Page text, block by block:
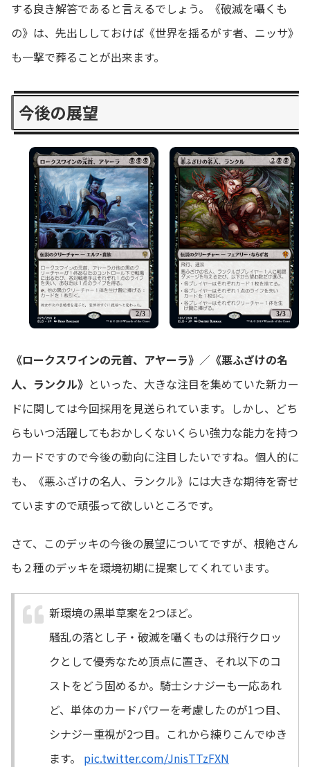
する良き解答であると言えるでしょう。《破滅を囁くも
の》は、先出ししておけば《世界を揺るがす者、ニッサ》
も一撃で葬ることが出来ます。
今後の展望
《ロークスワインの元首、アヤーラ》 ／ 《悪ふざけの名
人、ランクル》 といった、大きな注目を集めていた新カー
ドに関しては今回採用を見送られています。しかし、どち
らもいつ活躍してもおかしくないくらい強力な能力を持つ
カードですので今後の動向に注目したいですね。個人的に
も、《悪ふざけの名人、ランクル》には大きな期待を寄せ
ていますので頑張って欲しいところです。
さて、このデッキの今後の展望についてですが、根絶さん
も２種のデッキを環境初期に提案してくれています。
新環境の黒単草案を2つほど。
騒乱の落とし子・破滅を囁くものは飛行クロッ
クとして優秀なため頂点に置き、それ以下のコ
ストをどう固めるか。騎士シナジーも一応あれ
ど、単体のカードパワーを考慮したのが1つ目、
シナジー重視が2つ目。これから練りこんでゆき
ます。 pic.twitter.com/JnisTTzFXN